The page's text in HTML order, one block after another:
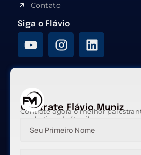
Contato
Siga o Flávio
Contrate Flávio Muniz
Contrate agora o melhor
marketing do Brasil